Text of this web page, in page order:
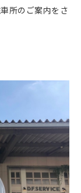
所のご案内をさ